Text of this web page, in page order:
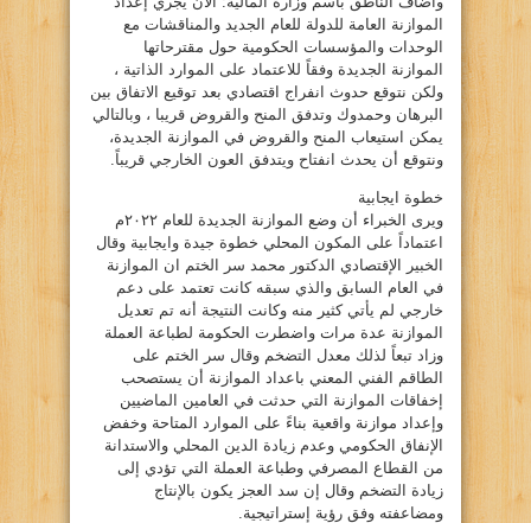
الموازنة العامة للدولة للعام الجديد والمناقشات مع
الوحدات والمؤسسات الحكومية حول مقترحاتها
الموازنة الجديدة وفقاً للاعتماد على الموارد الذاتية ،
ولكن نتوقع حدوث انفراج اقتصادي بعد توقيع الاتفاق بين
البرهان وحمدوك وتدفق المنح والقروض قريبا ، وبالتالي
يمكن استيعاب المنح والقروض في الموازنة الجديدة،
ونتوقع أن يحدث انفتاح ويتدفق العون الخارجي قريباً.
خطوة ايجابية
ويرى الخبراء أن وضع الموازنة الجديدة للعام ٢٠٢٢م
اعتماداً على المكون المحلي خطوة جيدة وايجابية وقال
الخبير الإقتصادي الدكتور محمد سر الختم ان الموازنة
في العام السابق والذي سبقه كانت تعتمد على دعم
خارجي لم يأتي كثير منه وكانت النتيجة أنه تم تعديل
الموازنة عدة مرات واضطرت الحكومة لطباعة العملة
وزاد تبعاً لذلك معدل التضخم وقال سر الختم على
الطاقم الفني المعني باعداد الموازنة أن يستصحب
إخفاقات الموازنة التي حدثت في العامين الماضيين
وإعداد موازنة واقعية بناءً على الموارد المتاحة وخفض
الإنفاق الحكومي وعدم زيادة الدين المحلي والاستدانة
من القطاع المصرفي وطباعة العملة التي تؤدي إلى
زيادة التضخم وقال إن سد العجز يكون بالإنتاج
ومضاعفته وفق رؤية إستراتيجية.